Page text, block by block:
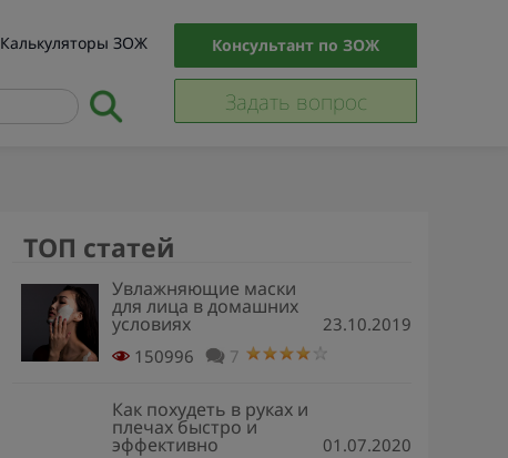
Калькуляторы ЗОЖ Консультант по ЗОЖ
Задать вопрос
ТОП статей
Увлажняющие маски
для лица в домашних
условиях
23.10.2019
150996
7
Как похудеть в руках и
плечах быстро и
эффективно
01.07.2020